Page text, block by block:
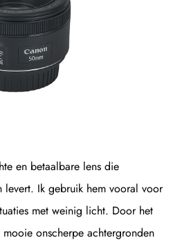
en betaalbare lens die
levert. Ik gebruik hem vooral voor
met weinig licht. Door het
onscherpe achtergronden